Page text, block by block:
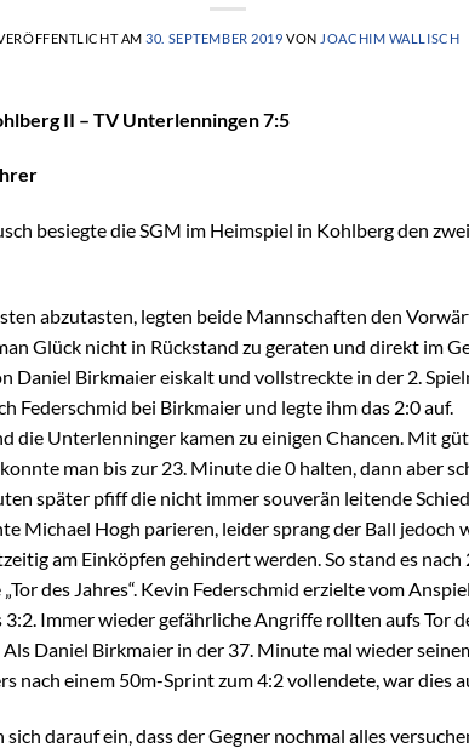
AM 30. SEPTEMBER 2019 VON JOACHIM WALLISCH
II – TV Unterlenningen 7:5
besiegte die SGM im Heimspiel in Kohlberg den
abzutasten, legten beide Mannschaften den
Glück nicht in Rückstand zu geraten und direkt im
Daniel Birkmaier eiskalt und vollstreckte in der 2.
Federschmid bei Birkmaier und legte ihm das 2:0 auf.
die Unterlenninger kamen zu einigen Chancen. Mit
man bis zur 23. Minute die 0 halten, dann aber
später pfiff die nicht immer souverän leitende
Michael Hogh parieren, leider sprang der Ball jedoch
am Einköpfen gehindert werden. So stand es
des Jahres“. Kevin Federschmid erzielte vom
3:2. Immer wieder gefährliche Angriffe rollten aufs Tor
Daniel Birkmaier in der 37. Minute mal wieder
nach einem 50m-Sprint zum 4:2 vollendete, war dies
darauf ein, dass der Gegner nochmal alles